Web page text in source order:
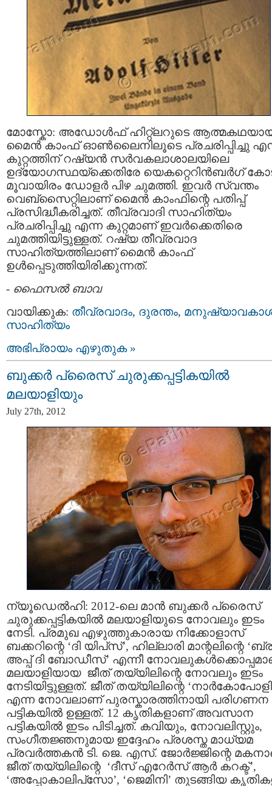
മോസ്കോ: അഡോള്‍ഫ് ഹിറ്റ്ലറുടെ
മൈൻ കാംഫ് ഓണ്‍ലൈനിലൂടെ പ്രചരിപ്പിച്ചു
കുറ്റത്തിന് റഷ്യന്‍ സർവകലാശാലയിലെ
ഉദ്യോഗസ്ഥയ്ക്കെതിരേ യെകറ്റെറിന്‍ബര്‍ഗ്
മൂവായിരം ഡോളര്‍ പിഴ ചുമത്തി. ഇവര്‍ സ്വന്തം
വെബ്സൈറ്റിലാണ് മൈൻ കാംഫിന്റെ പതിപ്പ്
പ്രസിദ്ധീകരിച്ചത്. തീവ്രവാദി സാഹിത്യം
പ്രചരിപ്പിച്ചു എന്ന കുറ്റമാണ് ഇവര്‍ക്കെതിരെ
ചുമത്തിയിട്ടുള്ളത്. റഷ്യ തീവ്രവാദ
സാഹിത്യത്തിലാണ് മൈൻ കാംഫ്
ഉള്‍പ്പെടുത്തിയിരിക്കുന്നത്.
- ഫൈസല്‍ ബാവ
വായിക്കുക: തീവ്രവാദം, ദുരന്തം,
സാഹിത്യം
അഭിപ്രായം എഴുതുക »
ബുക്കര്‍ പ്രൈസ് ചുരുക്കപ്പട്ടികയില്‍
മലയാളിയും
July 27th, 2012
ന്യൂഡെല്‍ഹി: 2012-ലെ മാന്‍ ബുക്കര്‍ പ്രൈസ്
ചുരുക്കപ്പട്ടികയില്‍ മലയാളിയുടെ നോവലും ഇടം
നേടി. പ്രമുഖ എഴുത്തുകാരായ നിക്കോളാസ്‌
ബക്കറിന്റെ ‘ദി യിപ്‌സ്’‍, ഹില്ലാരി മാന്റലിന്റെ
അപ്പ് ദി ബോഡീസ്’ എന്നീ
മലയാളിയായ ജീത് തയ്യിലിന്റെ നോവലും ഇടം
നേടിയിട്ടുള്ളത്. ജീത് തയ്യിലിന്റെ
എന്ന നോവലാണ് പുരസ്കാരത്തിനായി പരിഗണന
പട്ടികയില്‍ ഉള്ളത്. 12 കൃതികളാണ് അവസാന
പട്ടികയില്‍ ഇടം പിടിച്ചത്. കവിയും, നോവലിസ്റ്റും,
സംഗീതജ്ഞനുമായ ഇദ്ദേഹം പ്രശസ്ത മാധ്യമ
പ്രവര്‍ത്തകന്‍ ടി. ജെ. എസ്. ജോര്‍ജ്ജിന്റെ
ജീത് തയ്യിലിന്റെ ‘ദീസ് എറേര്‍സ് ആര്‍ കറക്ട്’,
‘അപ്പോകാലിപ്‌സോ’, ‘ജെമിനി’ തുടങ്ങിയ